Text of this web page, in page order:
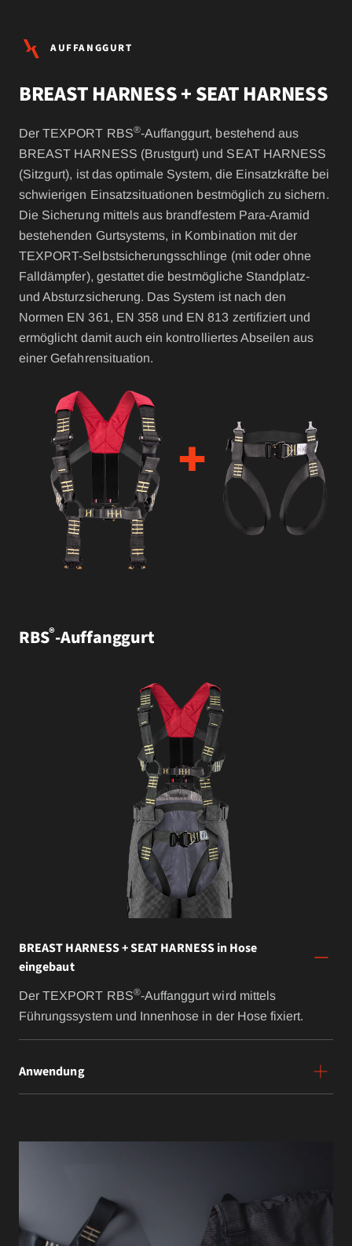
AUFFANGGURT
BREAST HARNESS + SEAT HARNESS
Der TEXPORT RBS®-Auffanggurt, bestehend aus
BREAST HARNESS (Brustgurt) und SEAT HARNESS
(Sitzgurt), ist das optimale System, die Einsatzkräfte bei
schwierigen Einsatzsituationen bestmöglich zu sichern.
Die Sicherung mittels aus brandfestem Para-Aramid
bestehenden Gurtsystems, in Kombination mit der
TEXPORT-Selbstsicherungsschlinge (mit oder ohne
Falldämpfer), gestattet die bestmögliche Standplatz-
und Absturzsicherung. Das System ist nach den
Normen EN 361, EN 358 und EN 813 zertifiziert und
ermöglicht damit auch ein kontrolliertes Abseilen aus
einer Gefahrensituation.
RBS®-Auffanggurt
BREAST HARNESS + SEAT HARNESS in Hose
eingebaut
Der TEXPORT RBS®-Auffanggurt wird mittels
Führungssystem und Innenhose in der Hose fixiert.
Anwendung